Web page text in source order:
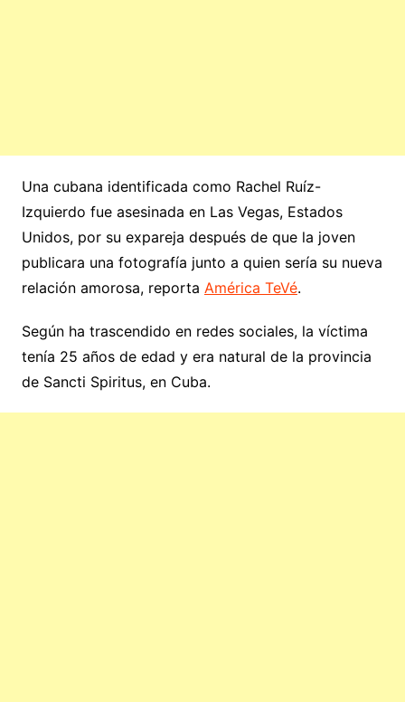
Una cubana identificada como Rachel Ruíz-
Izquierdo fue asesinada en Las Vegas, Estados
Unidos, por su expareja después de que la joven
publicara una fotografía junto a quien sería su nueva
relación amorosa, reporta América TeVé.
Según ha trascendido en redes sociales, la víctima
tenía 25 años de edad y era natural de la provincia
de Sancti Spiritus, en Cuba.